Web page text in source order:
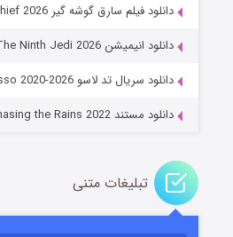
جادوگری در
قسمت ۱۴ (زیرنویس)
دانلود فیلم سارق گوشه گیر The Isolate Thief 2026
دانلود انیمیشن Star Wars: The Ninth Jedi 2026
دانلود سریال تد لاسو Ted Lasso 2020-2026
دانلود مستند Chasing the Rains 2022
تبلیغات متنی